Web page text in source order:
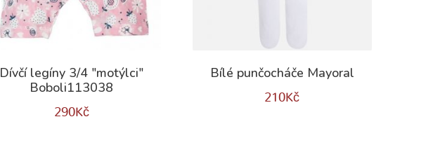
Dívčí legíny 3/4 "motýlci"
Boboli113038
290Kč
Bílé punčocháče Mayoral
210Kč